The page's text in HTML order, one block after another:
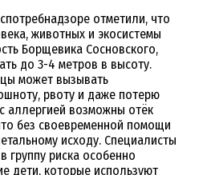
отметили, что
животных и экосистемы
Борщевика Сосновского,
до 3-4 метров в высоту.
может вызывать
рвоту и даже потерю
аллергией возможны отёк
без своевременной помощи
исходу. Специалисты
группу риска особенно
дети, которые используют